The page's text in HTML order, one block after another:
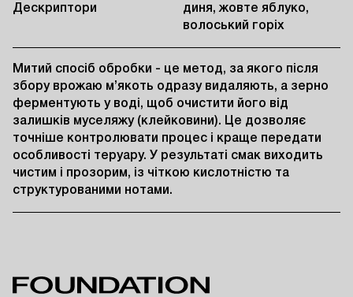
Дескриптори
диня, жовте яблуко,
волоський горіх
Митий спосіб обробки - це метод, за якого після
збору врожаю м’якоть одразу видаляють, а зерно
ферментують у воді, щоб очистити його від
залишків муселяжу (клейковини). Це дозволяє
точніше контролювати процес і краще передати
особливості теруару. У результаті смак виходить
чистим і прозорим, із чіткою кислотністю та
структурованими нотами.